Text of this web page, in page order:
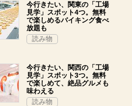
今行きたい、関東の「工場
見学」スポット4つ。無料
で楽しめるバイキング食べ
放題も
読み物
今行きたい、関西の「工場
見学」スポット3つ。無料
で楽しめて、絶品グルメも
味わえる
読み物